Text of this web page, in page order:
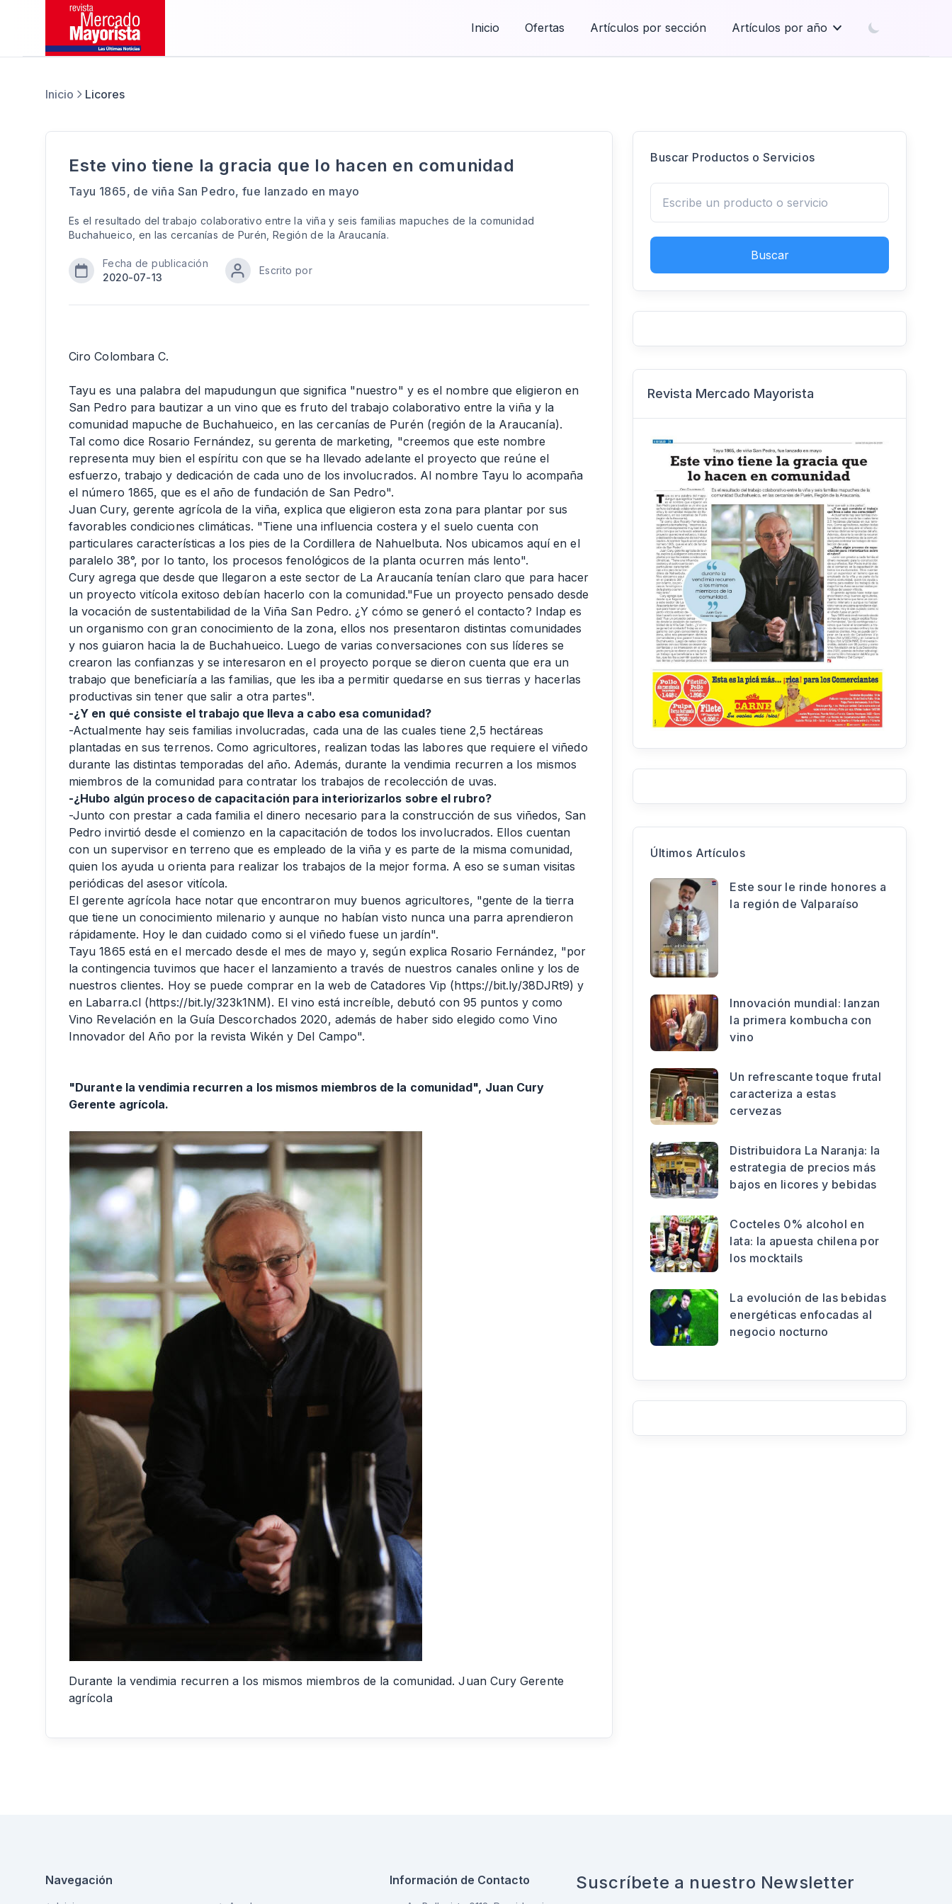
Inicio Ofertas Artículos por sección Artículos por año
Inicio Licores
Este vino tiene la gracia que lo hacen en comunidad
Tayu 1865, de viña San Pedro, fue lanzado en mayo
Es el resultado del trabajo colaborativo entre la viña y seis familias mapuches de la comunidad
Buchahueico, en las cercanías de Purén, Región de la Araucanía.
Fecha de publicación
2020-07-13
Escrito por
Ciro Colombara C.
Tayu es una palabra del mapudungun que significa "nuestro" y es el nombre que eligieron en
San Pedro para bautizar a un vino que es fruto del trabajo colaborativo entre la viña y la
comunidad mapuche de Buchahueico, en las cercanías de Purén (región de la Araucanía).
Tal como dice Rosario Fernández, su gerenta de marketing, "creemos que este nombre
representa muy bien el espíritu con que se ha llevado adelante el proyecto que reúne el
esfuerzo, trabajo y dedicación de cada uno de los involucrados. Al nombre Tayu lo acompaña
el número 1865, que es el año de fundación de San Pedro".
Juan Cury, gerente agrícola de la viña, explica que eligieron esta zona para plantar por sus
favorables condiciones climáticas. "Tiene una influencia costera y el suelo cuenta con
particulares características a los pies de la Cordillera de Nahuelbuta. Nos ubicamos aquí en el
paralelo 38°, por lo tanto, los procesos fenológicos de la planta ocurren más lento".
Cury agrega que desde que llegaron a este sector de La Araucanía tenían claro que para hacer
un proyecto vitícola exitoso debían hacerlo con la comunidad."Fue un proyecto pensado desde
la vocación de sustentabilidad de la Viña San Pedro. ¿Y cómo se generó el contacto? Indap es
un organismo con gran conocimiento de la zona, ellos nos presentaron distintas comunidades
y nos guiaron hacia la de Buchahueico. Luego de varias conversaciones con sus líderes se
crearon las confianzas y se interesaron en el proyecto porque se dieron cuenta que era un
trabajo que beneficiaría a las familias, que les iba a permitir quedarse en sus tierras y hacerlas
productivas sin tener que salir a otra partes".
-¿Y en qué consiste el trabajo que lleva a cabo esa comunidad?
-Actualmente hay seis familias involucradas, cada una de las cuales tiene 2,5 hectáreas
plantadas en sus terrenos. Como agricultores, realizan todas las labores que requiere el viñedo
durante las distintas temporadas del año. Además, durante la vendimia recurren a los mismos
miembros de la comunidad para contratar los trabajos de recolección de uvas.
-¿Hubo algún proceso de capacitación para interiorizarlos sobre el rubro?
-Junto con prestar a cada familia el dinero necesario para la construcción de sus viñedos, San
Pedro invirtió desde el comienzo en la capacitación de todos los involucrados. Ellos cuentan
con un supervisor en terreno que es empleado de la viña y es parte de la misma comunidad,
quien los ayuda u orienta para realizar los trabajos de la mejor forma. A eso se suman visitas
periódicas del asesor vitícola.
El gerente agrícola hace notar que encontraron muy buenos agricultores, "gente de la tierra
que tiene un conocimiento milenario y aunque no habían visto nunca una parra aprendieron
rápidamente. Hoy le dan cuidado como si el viñedo fuese un jardín".
Tayu 1865 está en el mercado desde el mes de mayo y, según explica Rosario Fernández, "por
la contingencia tuvimos que hacer el lanzamiento a través de nuestros canales online y los de
nuestros clientes. Hoy se puede comprar en la web de Catadores Vip (https://bit.ly/38DJRt9) y
en Labarra.cl (https://bit.ly/323k1NM). El vino está increíble, debutó con 95 puntos y como
Vino Revelación en la Guía Descorchados 2020, además de haber sido elegido como Vino
Innovador del Año por la revista Wikén y Del Campo".
"Durante la vendimia recurren a los mismos miembros de la comunidad", Juan Cury
Gerente agrícola.
Durante la vendimia recurren a los mismos miembros de la comunidad. Juan Cury Gerente
agrícola
Buscar Productos o Servicios
Buscar
Revista Mercado Mayorista
Últimos Artículos
Este sour le rinde honores a
la región de Valparaíso
Innovación mundial: lanzan
la primera kombucha con
vino
Un refrescante toque frutal
caracteriza a estas
cervezas
Distribuidora La Naranja: la
estrategia de precios más
bajos en licores y bebidas
Cocteles 0% alcohol en
lata: la apuesta chilena por
los mocktails
La evolución de las bebidas
energéticas enfocadas al
negocio nocturno
Navegación Información de Contacto Suscríbete a nuestro Newsletter